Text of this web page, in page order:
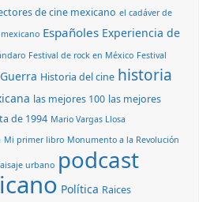
de cine mexicano el cadáver de
Españoles Experiencia de
Festival de rock en México Festival
Guerra Historia del cine historia
las mejores 100 las mejores
de 1994 Mario Vargas Llosa
Mi primer libro Monumento a la Revolución
urbano podcast
Política Raices